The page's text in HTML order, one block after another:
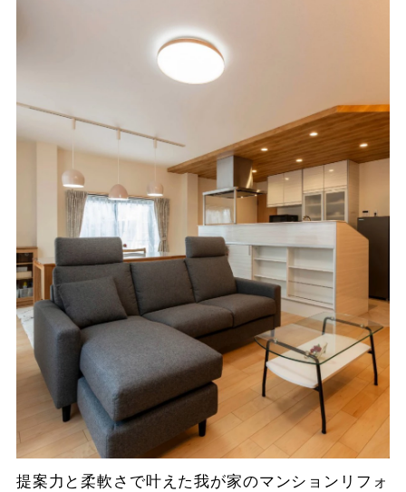
提案力と柔軟さで叶えた我が家のマンションリフォ